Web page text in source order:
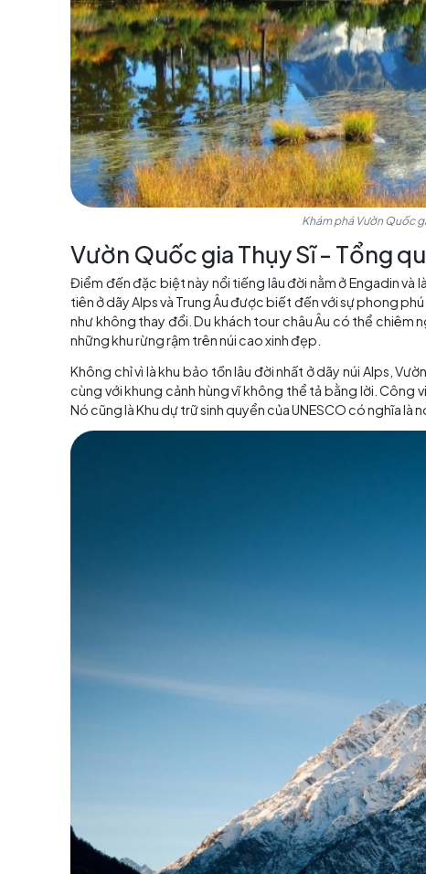
Khám phá
Vườn Quốc gia Thụy Sĩ -
Điểm đến đặc biệt này nổi tiếng lâu đời nằm ở
tiên ở dãy Alps và Trung Âu được biết đến với
có
Không chỉ vì là khu bảo tồn lâu đời nhất ở dãy
cùng với khung cảnh hùng vĩ không thể tả
Nó cũng là Khu dự trữ sinh quyển của